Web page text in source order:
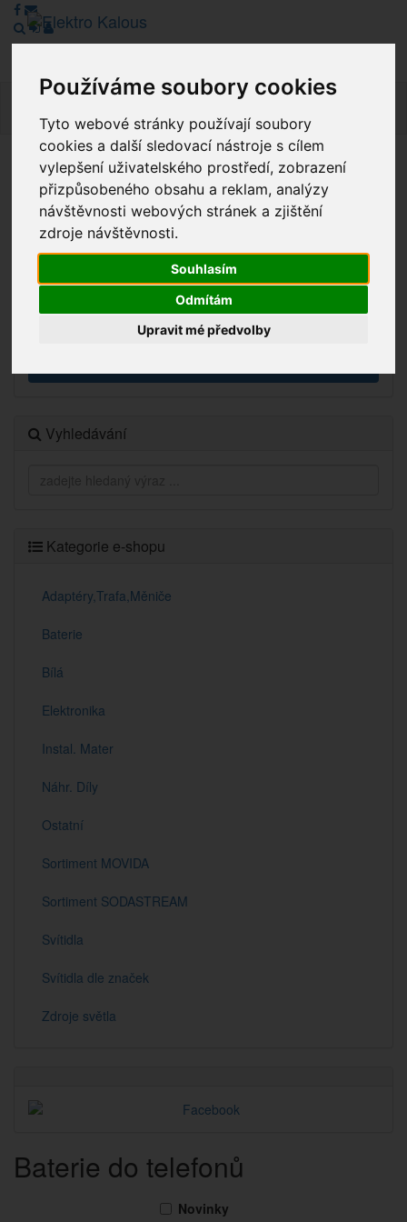
Používáme soubory cookies
Tyto webové stránky používají soubory
cookies a další sledovací nástroje s cílem
vylepšení uživatelského prostředí, zobrazení
přizpůsobeného obsahu a reklam, analýzy
návštěvnosti webových stránek a zjištění
zdroje návštěvnosti.
Souhlasím
Odmítám
Upravit mé předvolby
Vážení zákazníci, v tuto chvíli je Náš internetový obchod v
režimu Katalogu. Objednávky on-line nyní nelze vyřídit.
Děkujeme za pochopení.
Výprodej
Vyhledávání
Kategorie e-shopu
Adaptéry,Trafa,Měniče
Baterie
Bílá
Elektronika
Instal. Mater
Náhr. Díly
Ostatní
Sortiment MOVIDA
Sortiment SODASTREAM
Svítidla
Svítidla dle značek
Zdroje světla
Baterie do telefonů
Novinky